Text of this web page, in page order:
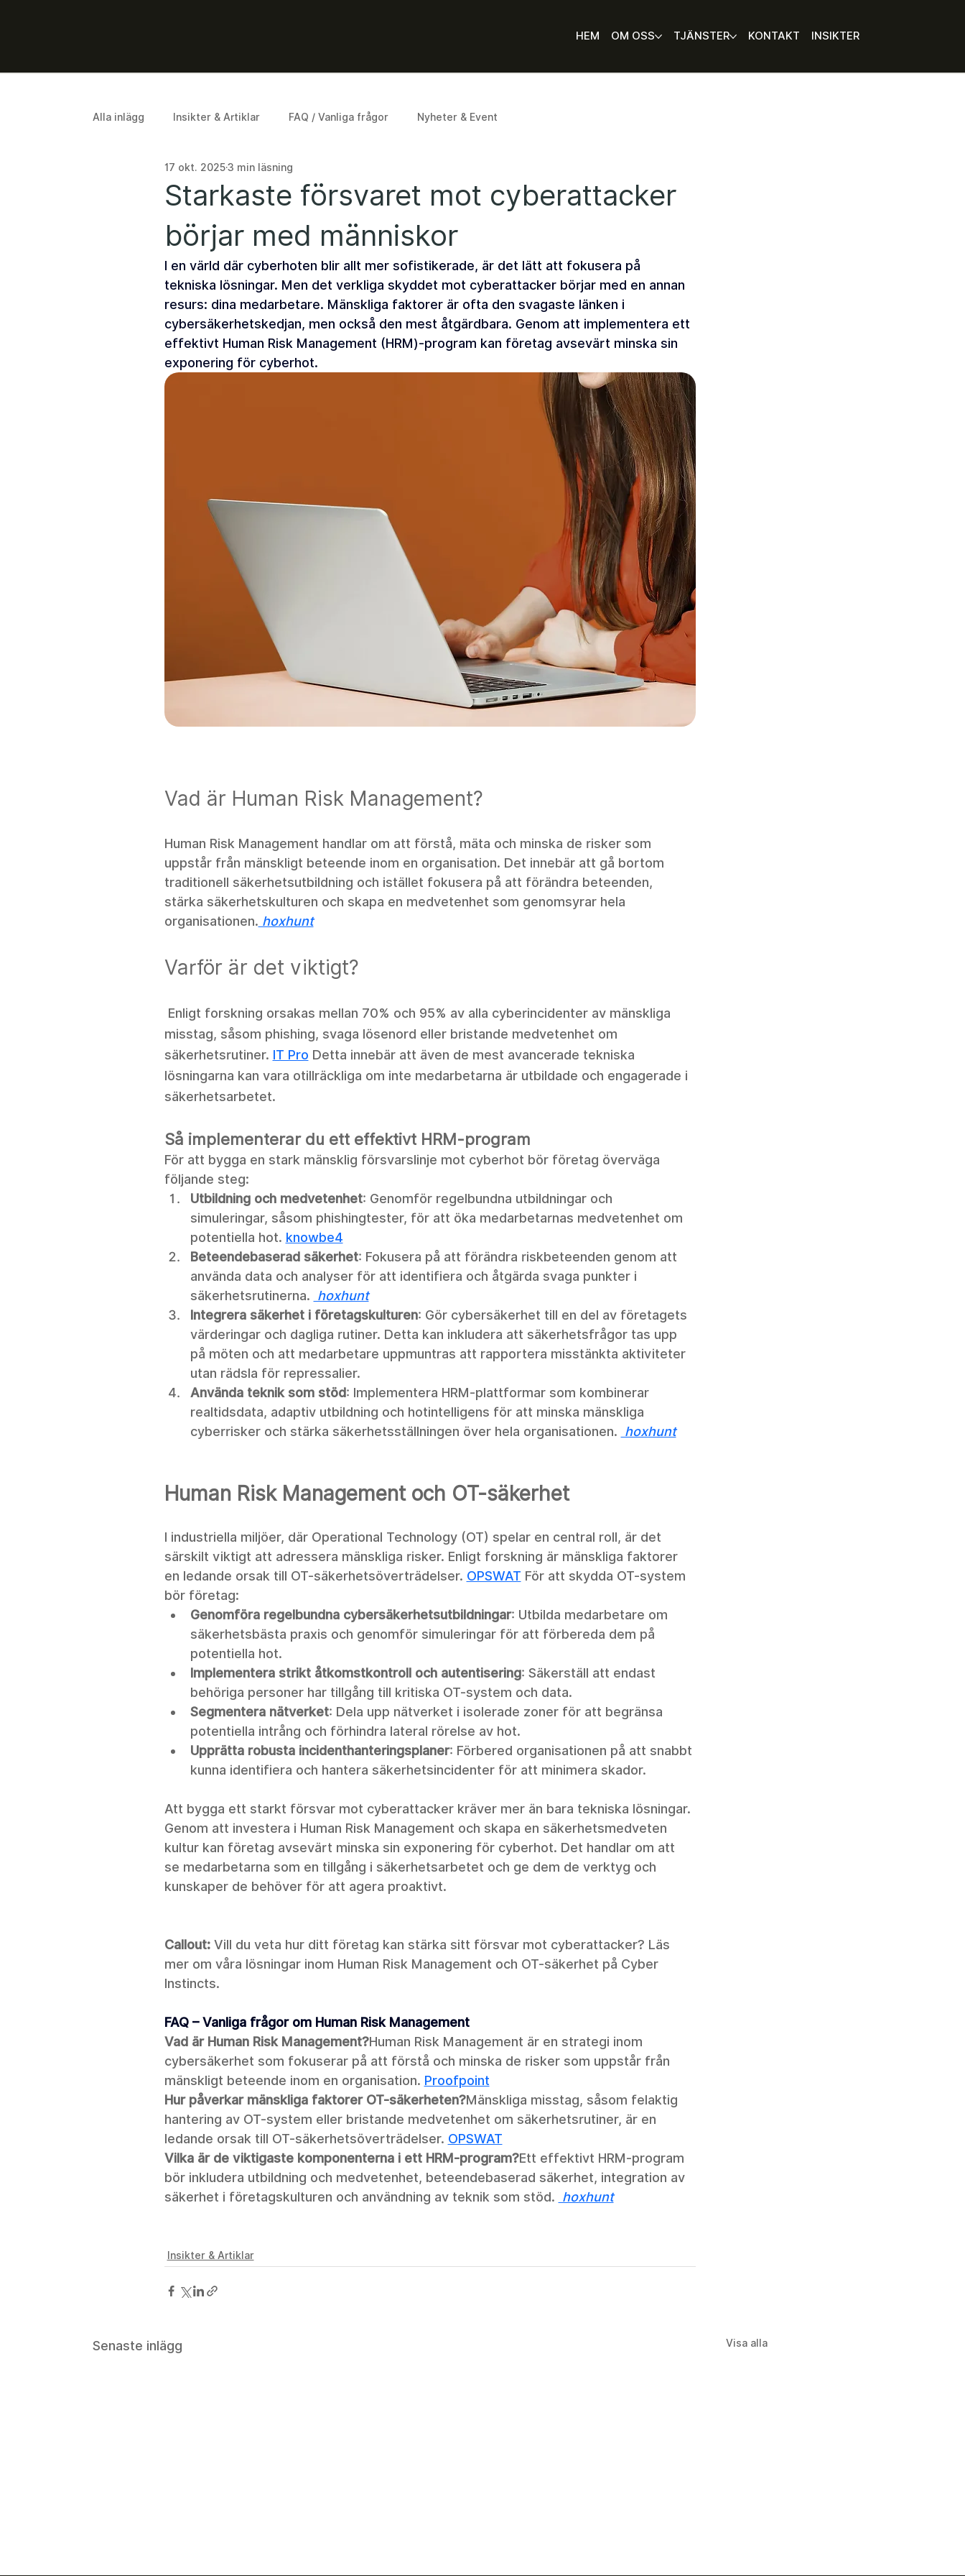
HEM OM OSS TJÄNSTER KONTAKT INSIKTER
Alla inlägg Insikter & Artiklar FAQ / Vanliga frågor Nyheter & Event
Starkaste försvaret mot cyberattacker
börjar med människor
17 okt. 20253 min läsning
I en värld där cyberhoten blir allt mer sofistikerade, är det lätt att fokusera på
tekniska lösningar. Men det verkliga skyddet mot cyberattacker börjar med en annan
resurs: dina medarbetare. Mänskliga faktorer är ofta den svagaste länken i
cybersäkerhetskedjan, men också den mest åtgärdbara. Genom att implementera ett
effektivt Human Risk Management (HRM)-program kan företag avsevärt minska sin
exponering för cyberhot.
Vad är Human Risk Management?
Human Risk Management handlar om att förstå, mäta och minska de risker som
uppstår från mänskligt beteende inom en organisation. Det innebär att gå bortom
traditionell säkerhetsutbildning och istället fokusera på att förändra beteenden,
stärka säkerhetskulturen och skapa en medvetenhet som genomsyrar hela
organisationen. hoxhunt
Varför är det viktigt?
Enligt forskning orsakas mellan 70% och 95% av alla cyberincidenter av mänskliga
misstag, såsom phishing, svaga lösenord eller bristande medvetenhet om
säkerhetsrutiner. IT Pro Detta innebär att även de mest avancerade tekniska
lösningarna kan vara otillräckliga om inte medarbetarna är utbildade och engagerade i
säkerhetsarbetet.
Så implementerar du ett effektivt HRM-program
För att bygga en stark mänsklig försvarslinje mot cyberhot bör företag överväga
följande steg:
Utbildning och medvetenhet: Genomför regelbundna utbildningar och
simuleringar, såsom phishingtester, för att öka medarbetarnas medvetenhet om
potentiella hot. knowbe4
Beteendebaserad säkerhet: Fokusera på att förändra riskbeteenden genom att
använda data och analyser för att identifiera och åtgärda svaga punkter i
säkerhetsrutinerna. hoxhunt
Integrera säkerhet i företagskulturen: Gör cybersäkerhet till en del av företagets
värderingar och dagliga rutiner. Detta kan inkludera att säkerhetsfrågor tas upp
på möten och att medarbetare uppmuntras att rapportera misstänkta aktiviteter
utan rädsla för repressalier.
Använda teknik som stöd: Implementera HRM-plattformar som kombinerar
realtidsdata, adaptiv utbildning och hotintelligens för att minska mänskliga
cyberrisker och stärka säkerhetsställningen över hela organisationen. hoxhunt
Human Risk Management och OT-säkerhet
I industriella miljöer, där Operational Technology (OT) spelar en central roll, är det
särskilt viktigt att adressera mänskliga risker. Enligt forskning är mänskliga faktorer
en ledande orsak till OT-säkerhetsöverträdelser. OPSWAT För att skydda OT-system
bör företag:
Genomföra regelbundna cybersäkerhetsutbildningar: Utbilda medarbetare om
säkerhetsbästa praxis och genomför simuleringar för att förbereda dem på
potentiella hot.
Implementera strikt åtkomstkontroll och autentisering: Säkerställ att endast
behöriga personer har tillgång till kritiska OT-system och data.
Segmentera nätverket: Dela upp nätverket i isolerade zoner för att begränsa
potentiella intrång och förhindra lateral rörelse av hot.
Upprätta robusta incidenthanteringsplaner: Förbered organisationen på att snabbt
kunna identifiera och hantera säkerhetsincidenter för att minimera skador.
Att bygga ett starkt försvar mot cyberattacker kräver mer än bara tekniska lösningar.
Genom att investera i Human Risk Management och skapa en säkerhetsmedveten
kultur kan företag avsevärt minska sin exponering för cyberhot. Det handlar om att
se medarbetarna som en tillgång i säkerhetsarbetet och ge dem de verktyg och
kunskaper de behöver för att agera proaktivt.
Callout: Vill du veta hur ditt företag kan stärka sitt försvar mot cyberattacker? Läs
mer om våra lösningar inom Human Risk Management och OT-säkerhet på Cyber
Instincts.
FAQ – Vanliga frågor om Human Risk Management
Vad är Human Risk Management?Human Risk Management är en strategi inom
cybersäkerhet som fokuserar på att förstå och minska de risker som uppstår från
mänskligt beteende inom en organisation. Proofpoint
Hur påverkar mänskliga faktorer OT-säkerheten?Mänskliga misstag, såsom felaktig
hantering av OT-system eller bristande medvetenhet om säkerhetsrutiner, är en
ledande orsak till OT-säkerhetsöverträdelser. OPSWAT
Vilka är de viktigaste komponenterna i ett HRM-program?Ett effektivt HRM-program
bör inkludera utbildning och medvetenhet, beteendebaserad säkerhet, integration av
säkerhet i företagskulturen och användning av teknik som stöd. hoxhunt
Insikter & Artiklar
Senaste inlägg Visa alla